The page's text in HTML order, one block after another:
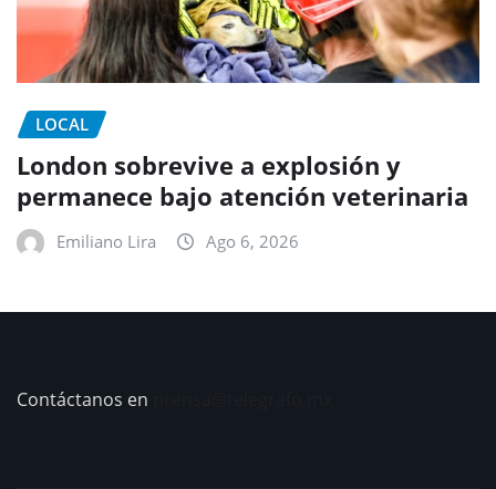
LOCAL
London sobrevive a explosión y
permanece bajo atención veterinaria
Emiliano Lira Ago 6, 2026
Contáctanos en